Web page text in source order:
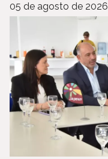
05 de agosto de 2026